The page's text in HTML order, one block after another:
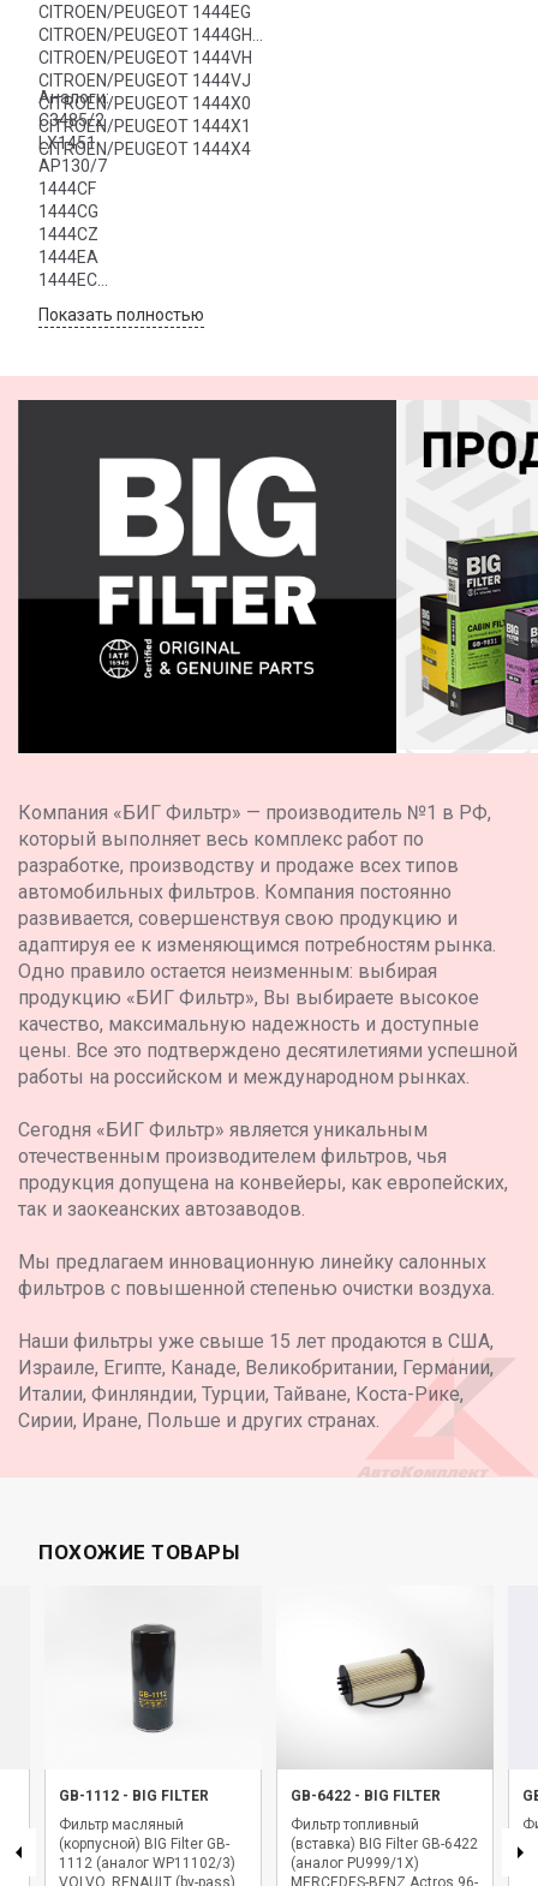
CITROEN/PEUGEOT 1444EG
CITROEN/PEUGEOT 1444GH
CITROEN/PEUGEOT 1444VH
CITROEN/PEUGEOT 1444VJ
CITROEN/PEUGEOT 1444X0
CITROEN/PEUGEOT 1444X1
CITROEN/PEUGEOT 1444X4
Аналоги:
C3485/2
LX1451
AP130/7
1444CF
1444CG
1444CZ
1444EA
1444EC
1444EF
Показать полностью
Компания «БИГ Фильтр» — производитель №1 в РФ,
который выполняет весь комплекс работ по
разработке, производству и продаже всех типов
автомобильных фильтров. Компания постоянно
развивается, совершенствуя свою продукцию и
адаптируя ее к изменяющимся потребностям рынка.
Одно правило остается неизменным: выбирая
продукцию «БИГ Фильтр», Вы выбираете высокое
качество, максимальную надежность и доступные
цены. Все это подтверждено десятилетиями успешной
работы на российском и международном рынках.
Сегодня «БИГ Фильтр» является уникальным
отечественным производителем фильтров, чья
продукция допущена на конвейеры, как европейских,
так и заокеанских автозаводов.
Мы предлагаем инновационную линейку салонных
фильтров с повышенной степенью очистки воздуха.
Наши фильтры уже свыше 15 лет продаются в США,
Израиле, Египте, Канаде, Великобритании, Германии,
Италии, Финляндии, Турции, Тайване, Коста-Рике,
Сирии, Иране, Польше и других странах.
ПОХОЖИЕ ТОВАРЫ
GB-1112 - BIG FILTER
Фильтр масляный
(корпусной) BIG Filter GB-
1112 (аналог WP11102/3)
GB-6422 - BIG FILTER
Фильтр топливный
(вставка) BIG Filter GB-6422
(аналог PU999/1X)